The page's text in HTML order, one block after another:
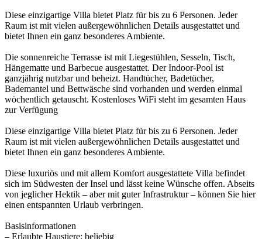
Diese einzigartige Villa bietet Platz für bis zu 6 Personen. Jeder
Raum ist mit vielen außergewöhnlichen Details ausgestattet und
bietet Ihnen ein ganz besonderes Ambiente.
Die sonnenreiche Terrasse ist mit Liegestühlen, Sesseln, Tisch,
Hängematte und Barbecue ausgestattet. Der Indoor-Pool ist
ganzjährig nutzbar und beheizt. Handtücher, Badetücher,
Bademantel und Bettwäsche sind vorhanden und werden einmal
wöchentlich getauscht. Kostenloses WiFi steht im gesamten Haus
zur Verfügung
Diese einzigartige Villa bietet Platz für bis zu 6 Personen. Jeder
Raum ist mit vielen außergewöhnlichen Details ausgestattet und
bietet Ihnen ein ganz besonderes Ambiente.
Diese luxuriös und mit allem Komfort ausgestattete Villa befindet
sich im Südwesten der Insel und lässt keine Wünsche offen. Abseits
von jeglicher Hektik – aber mit guter Infrastruktur – können Sie hier
einen entspannten Urlaub verbringen.
Basisinformationen
– Erlaubte Haustiere: beliebig